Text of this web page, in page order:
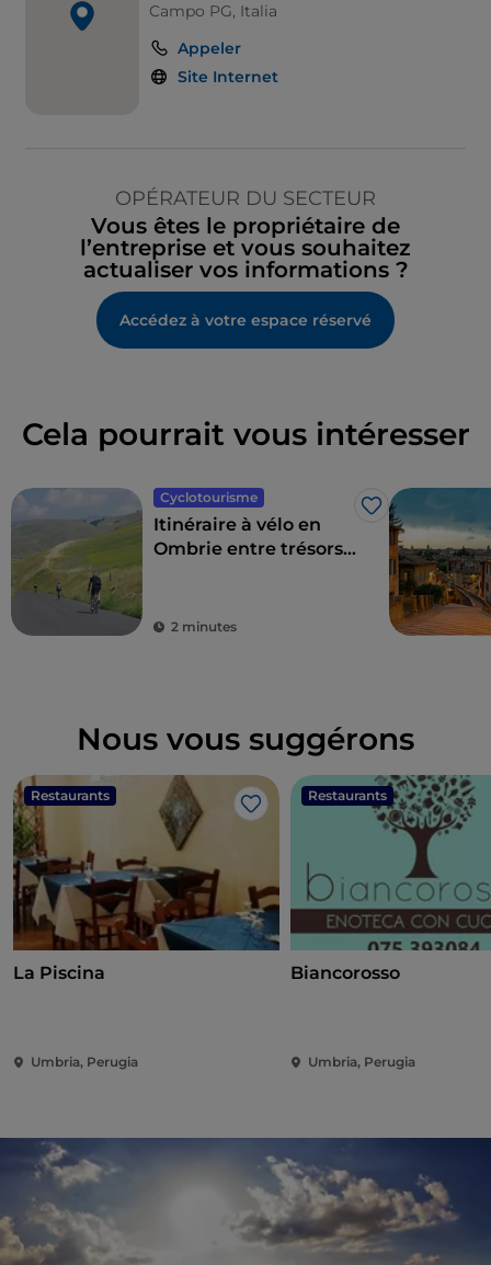
Campo PG, Italia
Appeler
Site Internet
OPÉRATEUR DU SECTEUR
Vous êtes le propriétaire de
l’entreprise et vous souhaitez
actualiser vos informations ?
Accédez à votre espace réservé
Cela pourrait vous intéresser
Cyclotourisme
J’aime
Itinéraire à vélo en
Ombrie entre trésors
2 minutes
Nous vous suggérons
Restaurants
J’aime
La Piscina
Umbria, Perugia
Restaurants
Biancorosso
Umbria, Perugia